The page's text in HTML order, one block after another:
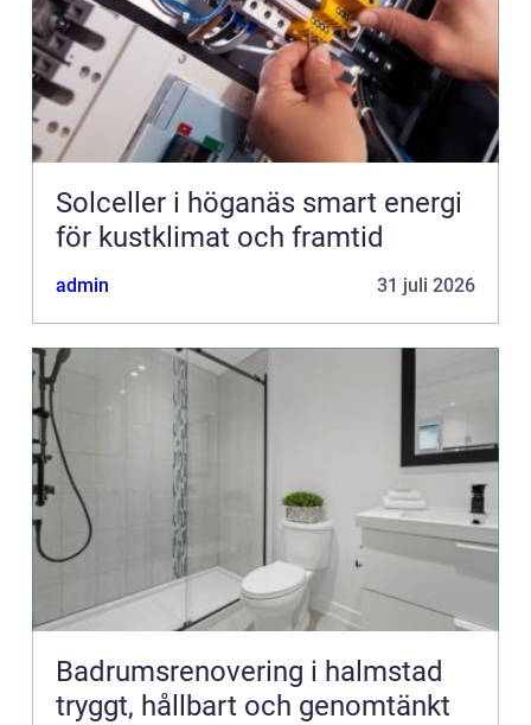
Solceller i höganäs smart energi
för kustklimat och framtid
admin 31 juli 2026
Badrumsrenovering i halmstad
tryggt, hållbart och genomtänkt